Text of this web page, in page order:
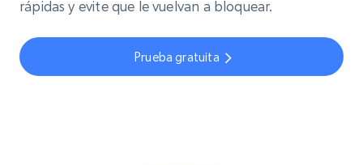
rápidas y evite que le vuelvan a bloquear.
Prueba gratuita